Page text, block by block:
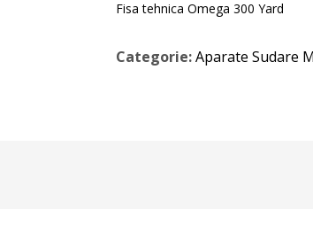
Fisa tehnica Omega 300 Yard
Categorie:Aparate Sudare